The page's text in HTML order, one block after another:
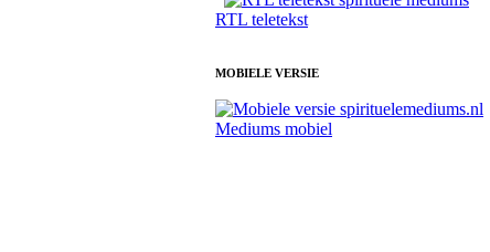
RTL teletekst
MOBIELE VERSIE
Mediums mobiel